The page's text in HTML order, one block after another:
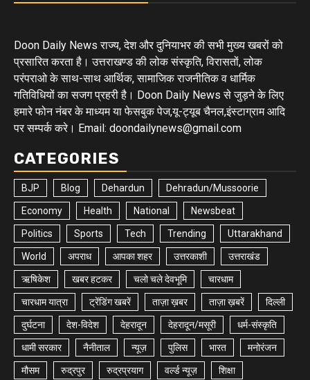
Doon Daily News राज्य, देश और दुनियाभर की सभी मुख्य खबरों को
प्रसारित करता है। उत्तराखण्ड की लोक संस्कृति, विरासतों, लोक
परंपराओ के साथ-साथ आर्थिक, सामाजिक राजनीतिक व धार्मिक
गतिविधियों का सजग प्रहरी है। Doon Daily News से जुड़ने के लिए
हमारे फोन नंबर के माध्यम या फेसबुक पेज,यू-ट्यूब चैनल,इंस्टाग्राम आदि
पर सम्पर्क करे। Email: doondailynews@gmail.com
CATEGORIES
BJP Blog Dehardun Dehradun/Mussoorie
Economy Health National Newsbeat
Politics Sports Tech Trending Uttarakhand
World अपराध आपका शहर उत्तरकाशी उत्तराखंड
ऋषिकेश खबर हटकर चलो चले देवभूमि चारधाम
चारधाम यात्रा ट्रेंडिंग खबरें ताज़ा ख़बर ताज़ा ख़बरें दिल्ली
दुर्घटना देश-विदेश देहरादून देहरादून/मसूरी धर्म-संस्कृति
धामी सरकार नैनीताल न्यूज़ पुलिस भारत मनोरंजन
मौसम रुद्रपुर रुद्रप्रयाग वर्ल्ड न्यूज़ शिक्षा